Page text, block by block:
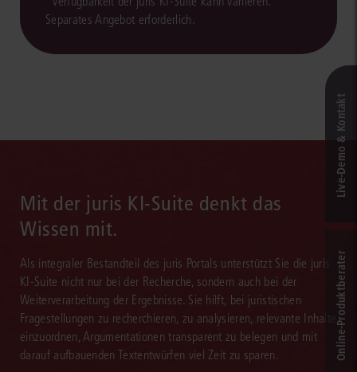
Separates Angebot erforderlich.
Mit der juris KI-Suite denkt das
Wissen mit.
Als integraler Bestandteil des juris Portals unterstützt Sie die juris
KI-Suite nicht nur bei der Recherche, sondern auch bei der
Weiterverarbeitung der Ergebnisse. Sie hilft, bei juristischen
Fragestellungen zu recherchieren, zu analysieren, relevante Inhalte
einzuordnen, Argumentationen transparent zu belegen und mit
darauf aufbauenden Textentwürfen viel Zeit zu sparen.
Live‑Demo & Kontakt
Online-Produkt­berater